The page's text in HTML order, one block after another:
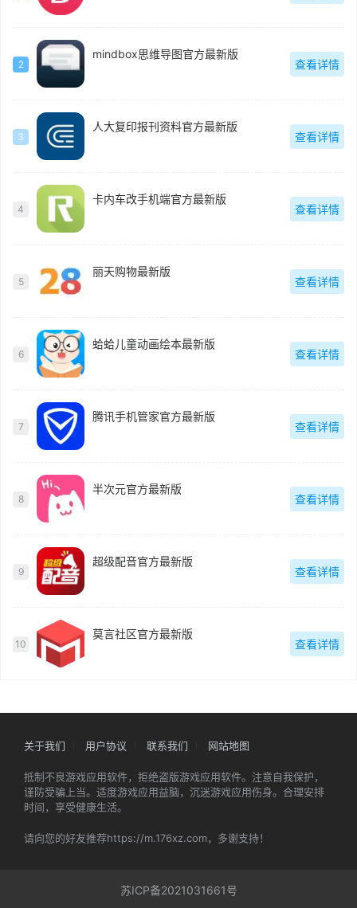
2
mindbox思维导图官方最新版
查看详情
3
人大复印报刊资料官方最新版
查看详情
4
卡内车改手机端官方最新版
查看详情
5
丽天购物最新版
查看详情
6
蛤蛤儿童动画绘本最新版
查看详情
7
腾讯手机管家官方最新版
查看详情
8
半次元官方最新版
查看详情
9
超级配音官方最新版
查看详情
10
莫言社区官方最新版
查看详情
关于我们 用户协议 联系我们 网站地图
抵制不良游戏应用软件，拒绝盗版游戏应用软件。注意自我保护，
谨防受骗上当。适度游戏应用益脑，沉迷游戏应用伤身。合理安排
时间，享受健康生活。
请向您的好友推荐https://m.176xz.com，多谢支持！
苏ICP备2021031661号